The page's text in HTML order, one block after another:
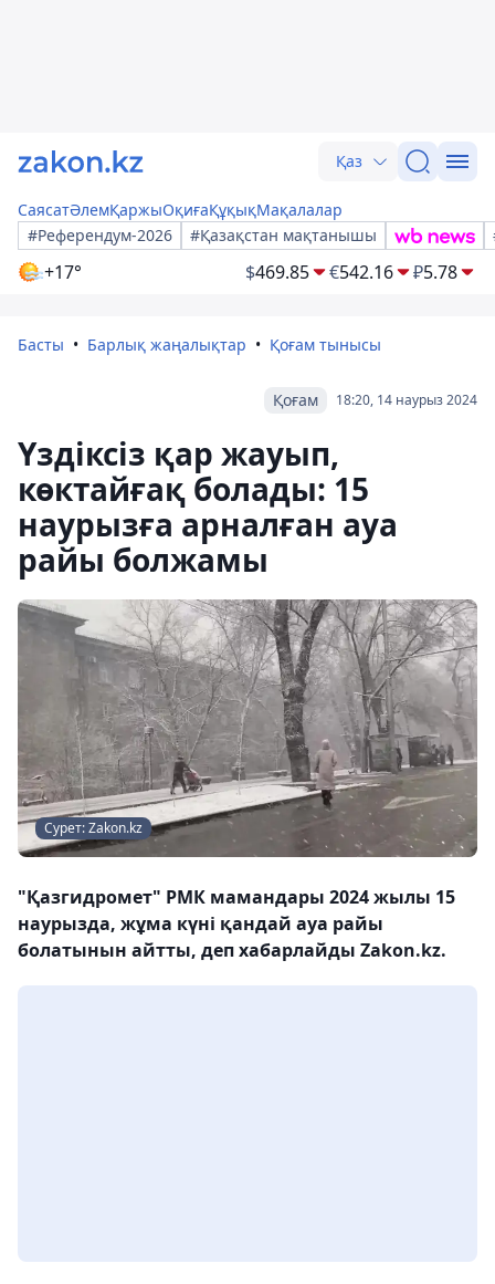
Қаз
СаясатӘлемҚаржыОқиғаҚұқықМақалалар
#Референдум-2026
#Қазақстан мақтанышы
+17° $469.85 €542.16 ₽5.78
Басты Барлық жаңалықтар Қоғам тынысы
18:20, 14 наурыз 2024
Қоғам
Үздіксіз қар жауып,
көктайғақ болады: 15
наурызға арналған ауа
райы болжамы
Сурет: Zakon.kz
"Қазгидромет" РМК мамандары 2024 жылы 15
наурызда, жұма күні қандай ауа райы
болатынын айтты, деп хабарлайды Zakon.kz.